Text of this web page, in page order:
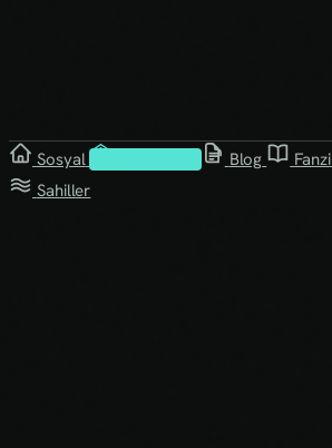
Sosyal Blog
Sahiller